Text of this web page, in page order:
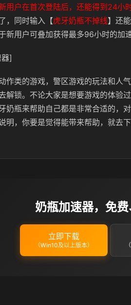
用户在首次登陆后，还能得到24小
，同时输入【虎牙奶瓶不掉线】还
新用户可叠加获得最多96小时的加速
]
作类的游戏，警区游戏的玩法和人
解锁。不论大家是想要游戏的体验
奶瓶来帮助自己都是非常合适的，
明，你要是觉得能带来帮助，就去下
奶瓶加速器，免
立即下载
（Win10及以上版本）